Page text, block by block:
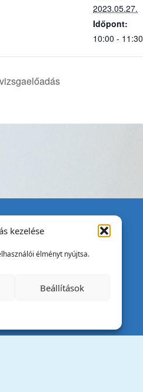
kezelése
élményt nyújtsa.
Beállítások
2023.05.27.
Időpont:
10:00 - 11:30
tér 1.